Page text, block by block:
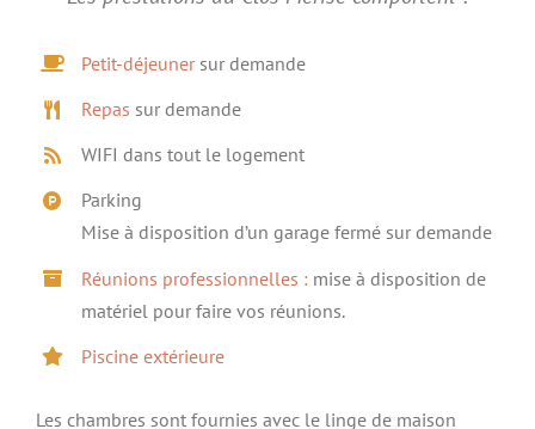
Petit-déjeunersur demande
Repas sur demande
WIFI dans tout le logement
Parking
Mise à disposition d’un garage fermé sur demande
Réunions professionnelles : mise à disposition de
matériel pour faire vos réunions.
Piscine extérieure
Les chambres sont fournies avec le linge de maison